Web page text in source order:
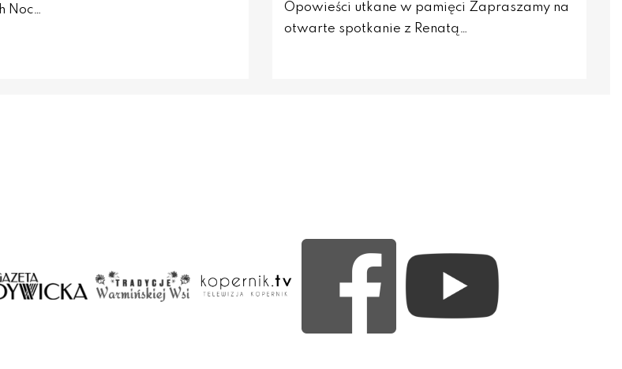
Noc…
Opowieści utkane w pamięci Zapraszamy na
otwarte spotkanie z Renatą…